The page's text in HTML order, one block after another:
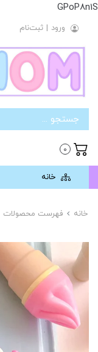
GPoP8n1S
ورود | ثبت‌نام
0
خانه
خانه فهرست محصولات